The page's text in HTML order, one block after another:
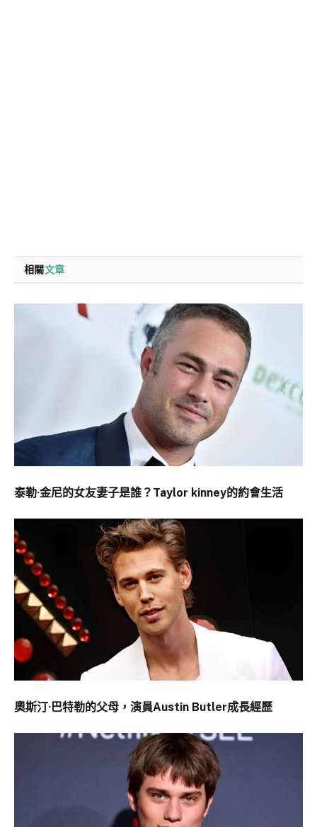
相關文章
泰勒·金尼的女友妻子是誰？Taylor kinney的約會生活
奧斯汀·巴特勒的父母，演員Austin Butler成長經歷